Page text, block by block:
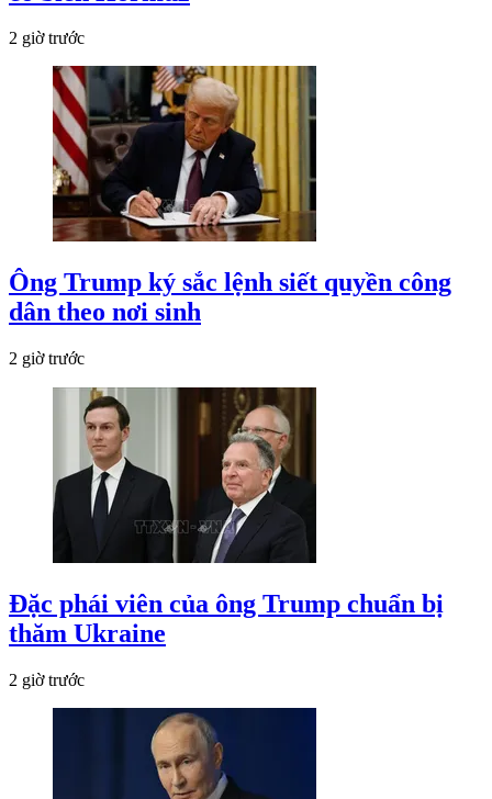
2 giờ trước
Ông Trump ký sắc lệnh siết quyền công
dân theo nơi sinh
2 giờ trước
Đặc phái viên của ông Trump chuẩn bị
thăm Ukraine
2 giờ trước